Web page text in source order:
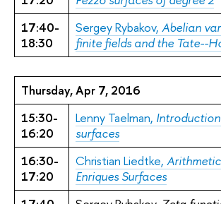
17:40-
18:30
Sergey Rybakov, Abelian
finite fields and the Tate--
Thursday, Apr 7, 2016
15:30-
16:20
Lenny Taelman,
surfaces
16:30-
17:20
Christian Liedtke,
Enriques Surfaces